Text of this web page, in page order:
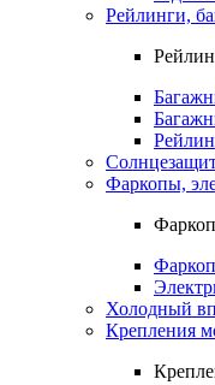
Рейлинги,
Фаркопы,
Холодный
Крепления